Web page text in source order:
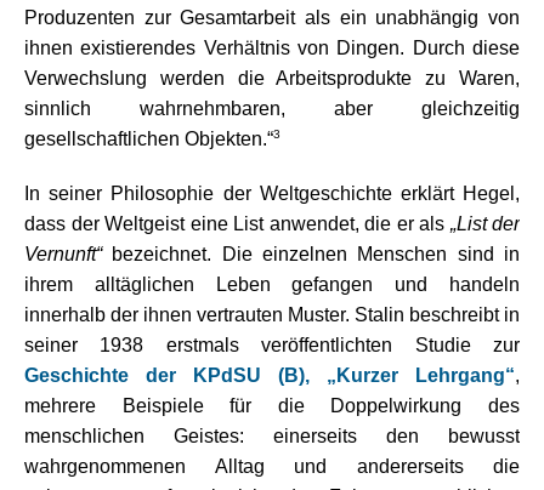
Produzenten zur Gesamtarbeit als ein unabhängig von
ihnen existierendes Verhältnis von Dingen. Durch diese
Verwechslung werden die Arbeitsprodukte zu Waren,
sinnlich wahrnehmbaren, aber gleichzeitig
gesellschaftlichen Objekten.“3
In seiner Philosophie der Weltgeschichte erklärt Hegel,
dass der Weltgeist eine List anwendet, die er als „List der
Vernunft“bezeichnet. Die einzelnen Menschen sind in
ihrem alltäglichen Leben gefangen und handeln
innerhalb der ihnen vertrauten Muster. Stalin beschreibt in
seiner 1938 erstmals veröffentlichten Studie zur
Geschichte der KPdSU (B), „Kurzer Lehrgang“,
mehrere Beispiele für die Doppelwirkung des
menschlichen Geistes: einerseits den bewusst
wahrgenommenen Alltag und andererseits die